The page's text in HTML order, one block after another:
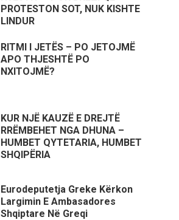
PROTESTON SOT, NUK KISHTE
LINDUR
RITMI I JETËS – PO JETOJMË
APO THJESHTË PO
NXITOJMË?
KUR NJË KAUZË E DREJTË
RRËMBEHET NGA DHUNA –
HUMBET QYTETARIA, HUMBET
SHQIPËRIA
Eurodeputetja Greke Kërkon
Largimin E Ambasadores
Shqiptare Në Greqi